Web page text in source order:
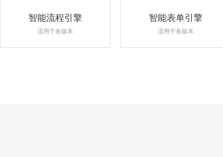
智能流程引擎
适用于各版本
智能表单引擎
适用于各版本